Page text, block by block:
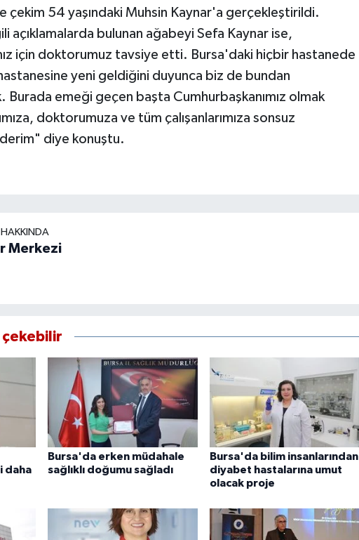
çekim 54 yaşındaki Muhsin Kaynar'a gerçekleştirildi.
açıklamalarda bulunan ağabeyi Sefa Kaynar ise,
için doktorumuz tavsiye etti. Bursa'daki hiçbir hastanede
hastanesine yeni geldiğini duyunca biz de bundan
Burada emeği geçen başta Cumhurbaşkanımız olmak
doktorumuza ve tüm çalışanlarımıza sonsuz
diye konuştu.
Merkezi
çekebilir
daha
Bursa'da erken müdahale
sağlıklı doğumu sağladı
Bursa'da bilim insanlarından
diyabet hastalarına umut
olacak proje